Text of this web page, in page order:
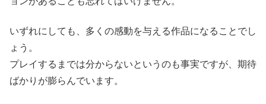
いずれにしても、多くの感動を与える作品になることでし
ょう。
プレイするまでは分からないというのも事実ですが、期待
ばかりが膨らんでいます。